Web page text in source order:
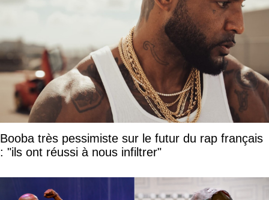
Booba très pessimiste sur le futur du rap français
: "ils ont réussi à nous infiltrer"